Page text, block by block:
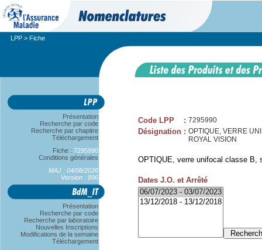
LPP > Fiche
Présentation
Recherche par code
Recherche par chapitre
Téléchargement
Fiche : 7295990
Conditions générales
MAJ : 04/08/2026
Version : 896
Présentation
Recherche par code
Recherche par laboratoire
Nouvelles Inscriptions
Modifications de la semaine
Téléchargement
Code LPP : 7295990
Désignation : OPTIQUE, VERRE
ROYAL VISION
OPTIQUE, verre unifocal classe B,
Dates J.O. et Arrêté